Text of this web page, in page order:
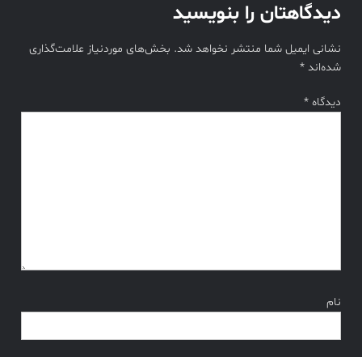
دیدگاهتان را بنویسید
نشانی ایمیل شما منتشر نخواهد شد. بخش‌های موردنیاز علامت‌گذاری
شده‌اند*
دیدگاه*
نام